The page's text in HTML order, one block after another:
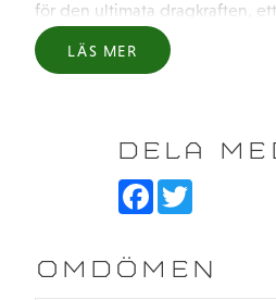
för den ultimata dragkraften,
borstlöst system för extra kraft,
Nyckelfunktioner
Uppdaterat 4S LiPo-kapabelt
Ytterligare smutsskydd för ännu
Bärarmshållare och smutsavlopp
LÄS MER
DELA
F
b
o
T
t
e
OMDÖMEN